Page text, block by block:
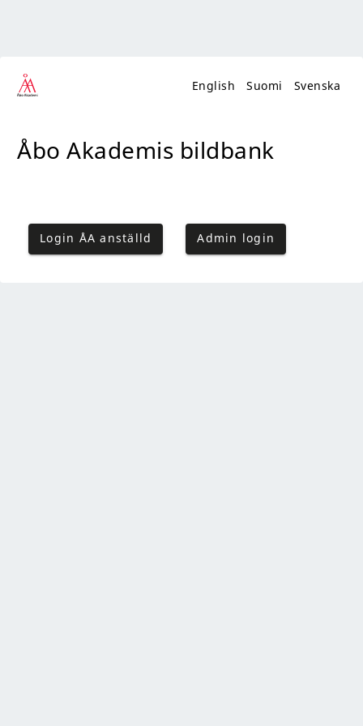
English Suomi Svenska
Åbo Akademis bildbank
Login ÅA anställd Admin login